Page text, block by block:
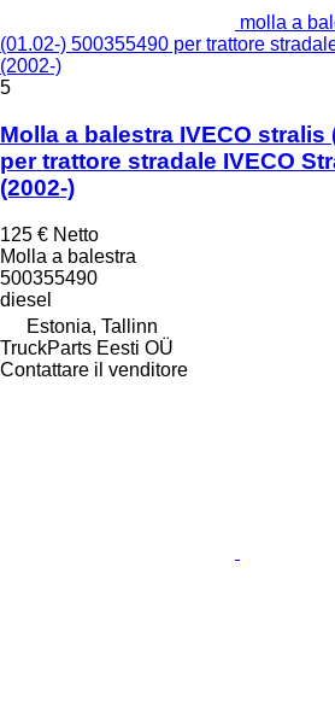
molla a
(01.02-) 500355490 per trattore
(2002-)
5
Molla a balestra IVECO stralis
per trattore stradale IVECO
(2002-)
125 € Netto
Molla a balestra
500355490
diesel
Estonia, Tallinn
TruckParts Eesti OÜ
Contattare il venditore